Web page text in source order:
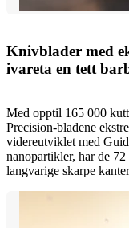
Knivblader med
ivareta en tett
Med opptil 165 000
Precision-bladene
videreutviklet med
nanopartikler, har de
langvarige skarpe